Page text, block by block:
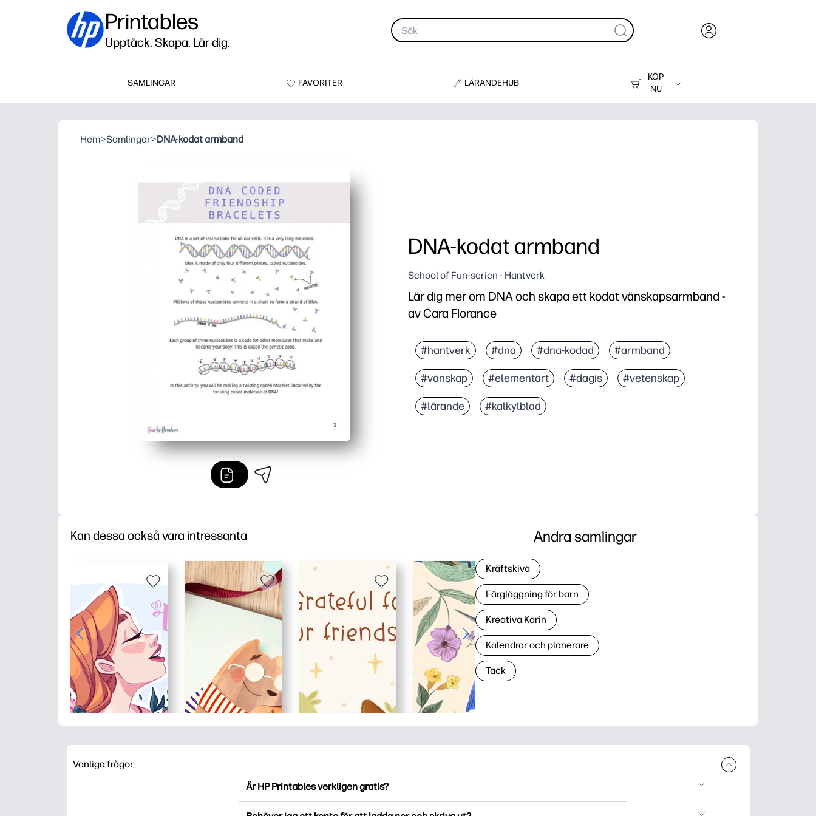
Printables
Upptäck. Skapa. Lär dig.
SAMLINGAR FAVORITER LÄRANDEHUB
KÖP
NU
Skrivare
Hem>Samlingar>DNA-kodat armband
DNA-kodat armband
School of Fun-serien - Hantverk
Lär dig mer om DNA och skapa ett kodat vänskapsarmband -
av Cara Florance
#hantverk #dna #dna-kodad #armband
#vänskap #elementärt #dagis #vetenskap
#lärande #kalkylblad
Kan dessa också vara intressanta Andra samlingar
Kräftskiva
Färgläggning för barn
Kreativa Karin
Kalendrar och planerare
Tack
Vanliga frågor
Är HP Printables verkligen gratis?